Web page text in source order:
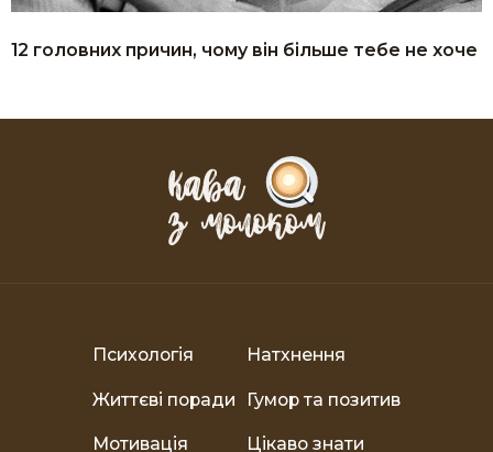
12 головних причин, чому він більше тебе не хоче
Психологія Натхнення
Життєві поради Гумор та позитив
Мотивація Цікаво знати